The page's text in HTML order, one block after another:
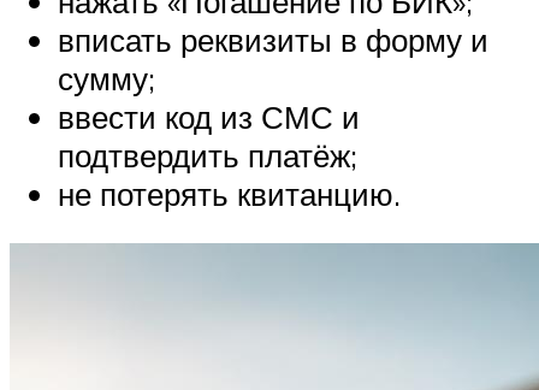
вписать реквизиты в форму и
сумму;
ввести код из СМС и
подтвердить платёж;
не потерять квитанцию.